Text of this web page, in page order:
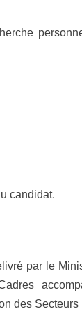
candidat.
par le
des